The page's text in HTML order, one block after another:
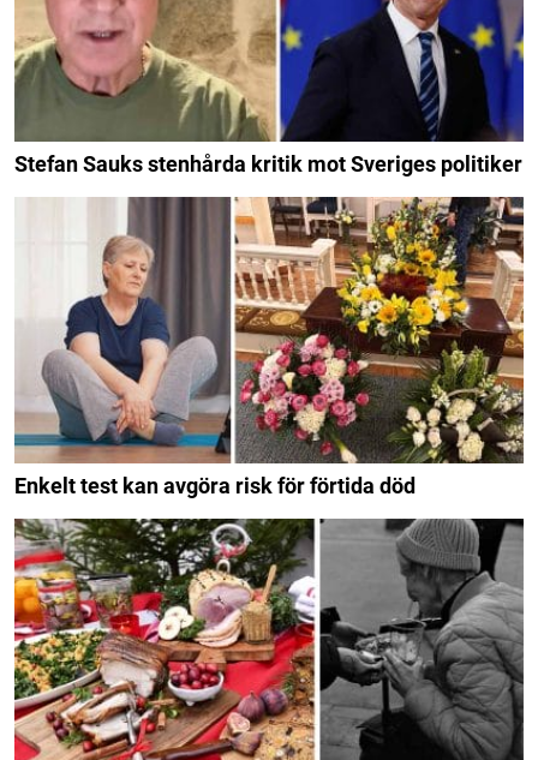
Stefan Sauks stenhårda kritik mot Sveriges politiker
Enkelt test kan avgöra risk för förtida död